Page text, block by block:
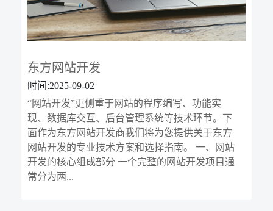
东方网站开发
时间:2025-09-02
“网站开发”更侧重于网站的程序编写、功能实
现、数据库交互、后台管理系统等技术环节。下
面作为东方网站开发商我们将为您提供关于东方
网站开发的专业技术方案和选择指南。 一、网站
开发的核心组成部分 一个完整的网站开发项目通
常分为两...